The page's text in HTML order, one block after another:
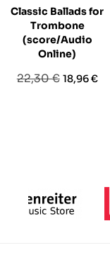
Classic Ballads for
Trombone
(score/Audio
Online)
Prezzo
22,30 € Prezzo
18,96 €